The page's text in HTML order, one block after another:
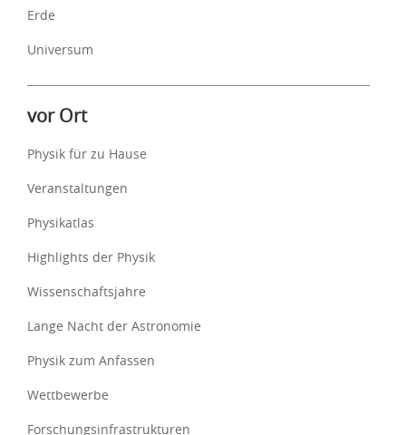
Erde
Universum
vor Ort
Physik für zu Hause
Veranstaltungen
Physikatlas
Highlights der Physik
Wissenschaftsjahre
Lange Nacht der Astronomie
Physik zum Anfassen
Wettbewerbe
Forschungsinfrastrukturen